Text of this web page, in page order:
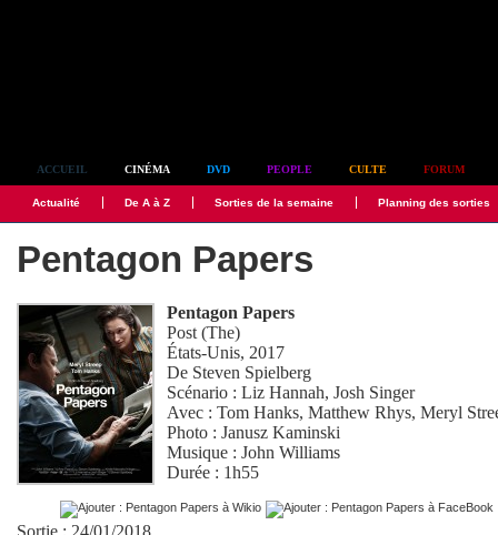
ACCUEIL CINÉMA DVD PEOPLE CULTE FORUM
Actualité De A à Z Sorties de la semaine Planning des sorties
Pentagon Papers
Pentagon Papers
Post (The)
États-Unis, 2017
De Steven Spielberg
Scénario :Liz Hannah,Josh Singer
Avec :Tom Hanks,Matthew Rhys,Meryl
Photo :Janusz Kaminski
Musique :John Williams
Durée : 1h55